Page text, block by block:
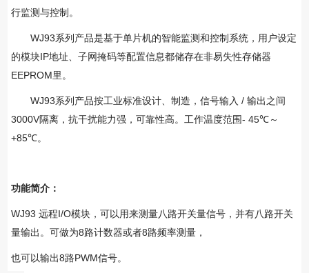
行监测与控制。
WJ93系列产品是基于单片机的智能监测和控制系统，用户设定
的模块IP地址、子网掩码等配置信息都储存在非易失性存储器
EEPROM里。
WJ93系列产品按工业标准设计、制造，信号输入 / 输出之间
3000V隔离，抗干扰能力强，可靠性高。 工作温度范围- 45℃ ～
+85℃。
功能简介：
WJ93远程I/O模块，可以用来测量八路开关量信号，并有八路开关
量输出。可做为8路计数器或者8路频率测量，
也可以输出8路PWM信号。